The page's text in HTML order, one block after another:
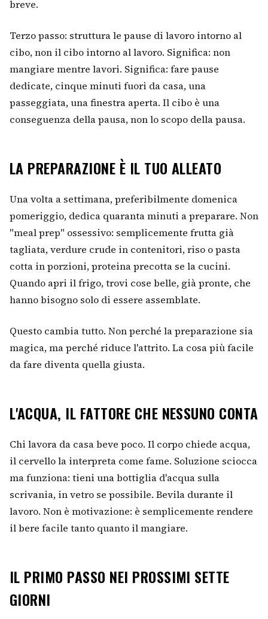
breve.
Terzo passo: struttura le pause di lavoro intorno al
cibo, non il cibo intorno al lavoro. Significa: non
mangiare mentre lavori. Significa: fare pause
dedicate, cinque minuti fuori da casa, una
passeggiata, una finestra aperta. Il cibo è una
conseguenza della pausa, non lo scopo della pausa.
LA PREPARAZIONE È IL TUO ALLEATO
Una volta a settimana, preferibilmente domenica
pomeriggio, dedica quaranta minuti a preparare. Non
"meal prep" ossessivo: semplicemente frutta già
tagliata, verdure crude in contenitori, riso o pasta
cotta in porzioni, proteina precotta se la cucini.
Quando apri il frigo, trovi cose belle, già pronte, che
hanno bisogno solo di essere assemblate.
Questo cambia tutto. Non perché la preparazione sia
magica, ma perché riduce l'attrito. La cosa più facile
da fare diventa quella giusta.
L'ACQUA, IL FATTORE CHE NESSUNO CONTA
Chi lavora da casa beve poco. Il corpo chiede acqua,
il cervello la interpreta come fame. Soluzione sciocca
ma funziona: tieni una bottiglia d'acqua sulla
scrivania, in vetro se possibile. Bevila durante il
lavoro. Non è motivazione: è semplicemente rendere
il bere facile tanto quanto il mangiare.
IL PRIMO PASSO NEI PROSSIMI SETTE
GIORNI